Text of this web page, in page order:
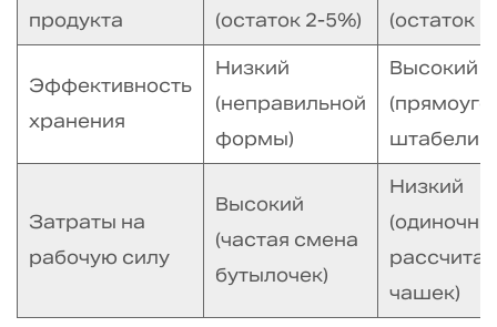
оборудование?
5.1.3
стандартный
размер
5.1.4
4.
ли
продукта
(остаток 2-5%)
(остаток
Эффективность
хранения
Низкий
(неправильной
формы)
Высокий
Затраты на
рабочую силу
Высокий
(частая смена
бутылочек)
Низкий
чашек)